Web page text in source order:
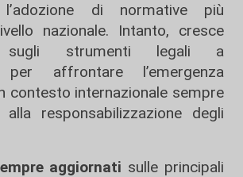
l’adozione di normative più
nazionale. Intanto, cresce
sugli strumenti legali a
per affrontare l’emergenza
contesto internazionale sempre
responsabilizzazione degli
aggiornati sulle principali